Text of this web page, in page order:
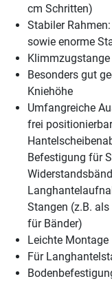
cm Schritten)
Stabiler
sowie enorme
Besonders gut
Kniehöhe
Umfangreiche
frei
Befestigung für
Stangen (z.B.
für Bänder)
Leichte Montage
Für